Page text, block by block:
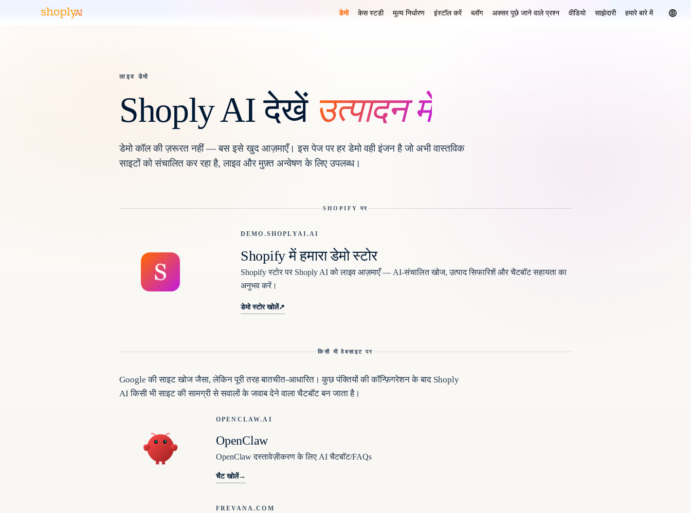
डेमो केस स्टडी मूल्य निर्धारण इंस्टॉल करें ब्लॉग अक्सर पूछे जाने वाले प्रश्न वीडियो साझेदारी हमारे बारे में
लाइव डेमो
Shoply AI देखें उत्पादन में
डेमो कॉल की ज़रूरत नहीं — बस इसे खुद आज़माएँ। इस पेज पर हर डेमो वही इंजन है जो अभी वास्तविक
साइटों को संचालित कर रहा है, लाइव और मुफ़्त अन्वेषण के लिए उपलब्ध।
SHOPIFY पर
DEMO.SHOPLYAI.AI
Shopify में हमारा डेमो स्टोर
Shopify स्टोर पर Shoply AI को लाइव आज़माएँ — AI-संचालित खोज, उत्पाद सिफारिशें और चैटबॉट सहायता का
अनुभव करें।
डेमो स्टोर खोलें↗
किसी भी वेबसाइट पर
Google की साइट खोज जैसा, लेकिन पूरी तरह बातचीत-आधारित। कुछ पंक्तियों की कॉन्फ़िगरेशन के बाद Shoply
AI किसी भी साइट की सामग्री से सवालों के जवाब देने वाला चैटबॉट बन जाता है।
OPENCLAW.AI
OpenClaw
OpenClaw दस्तावेज़ीकरण के लिए AI चैटबॉट/FAQs
चैट खोलें→
FREVANA.COM